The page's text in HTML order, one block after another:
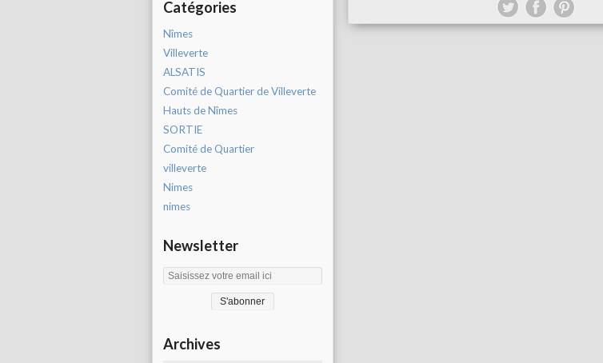
Catégories
Nîmes
Villeverte
ALSATIS
Comité de Quartier de Villeverte
Hauts de Nîmes
SORTIE
Comité de Quartier
villeverte
Nimes
nimes
Newsletter
Archives